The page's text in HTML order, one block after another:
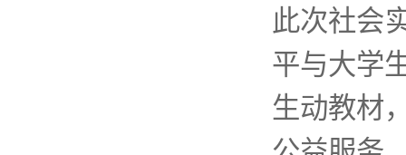
此次社会
平与大学
生动教材